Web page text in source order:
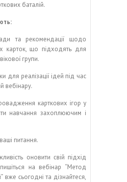
баталій.
та рекомендації щодо
карток, що підходять для
групи.
для реалізації ідей під час
вебінару.
карткових ігор у
навчання захоплюючим і
питання.
оновити свій підхід
на вебінар “Метод
вже сьогодні та дізнайтеся,